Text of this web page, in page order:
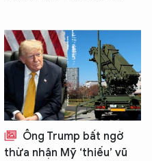
Ông Trump bất ngờ
thừa nhận Mỹ ‘thiếu’ vũ